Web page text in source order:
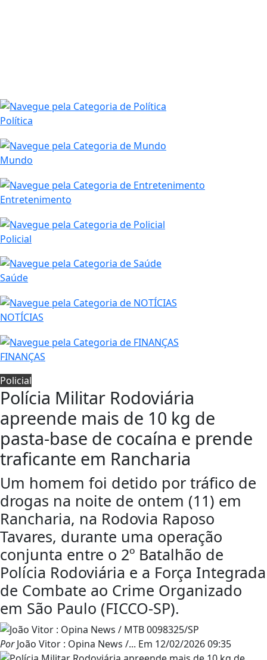
Política
Mundo
Entretenimento
Policial
Saúde
NOTÍCIAS
FINANÇAS
Policial
Polícia Militar Rodoviária
apreende mais de 10 kg de
pasta-base de cocaína e prende
traficante em Rancharia
Um homem foi detido por tráfico de
drogas na noite de ontem (11) em
Rancharia, na Rodovia Raposo
Tavares, durante uma operação
conjunta entre o 2º Batalhão de
Polícia Rodoviária e a Força Integrada
de Combate ao Crime Organizado
em São Paulo (FICCO-SP).
PorJoão Vitor : Opina News /... Em 12/02/2026 09:35